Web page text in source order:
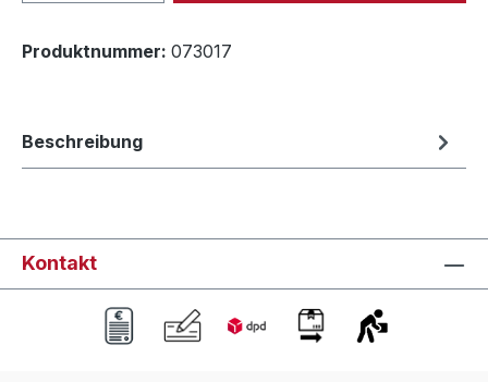
Produktnummer: 073017
Beschreibung
Kontakt